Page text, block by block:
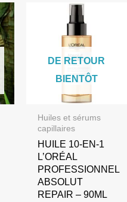
DE RETOUR
BIENTÔT
Huiles et sérums
capillaires
HUILE 10-EN-1
L’ORÉAL
PROFESSIONNEL
ABSOLUT
REPAIR – 90ML